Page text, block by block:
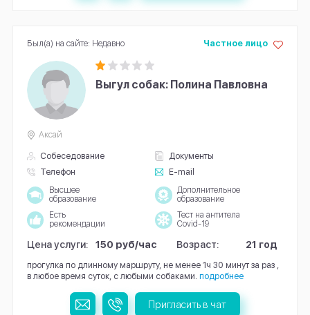
Выгул собак: Полина Павловна
Собеседование
Документы
Телефон
E-mail
Частное лицо
Аксай
Высшее
образование
Дополнительное
образование
Есть
рекомендации
Тест на антитела
Covid-19
Цена услуги: 150 руб/час Возраст: 21 год
прогулка по длинному маршруту, не менее 1ч 30 минут за раз ,
в любое время суток, с любыми собаками. подробнее
Был(а) на сайте: Недавно
Пригласить в чат